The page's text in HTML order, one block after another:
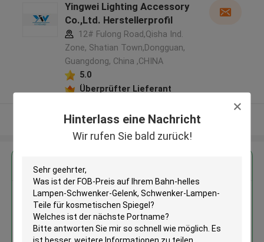
Hinterlass eine Nachricht
Wir rufen Sie bald zurück!
Yingwei Lighting Accessory
Co.,Ltd. Herstellerprofil
12# Fulong Road,Qisha Ind.
Zone, Shatian Town,Dongguan,
Guangdong, China ,CHINA
5.0
Überprüfter Lieferant
Sehen Sie mehr an
Erhalten Sie den besten Preis für
Bahn-helles Lampen-Schwenker-
Gelenk, Schwenker-Lampen-
Teile für kosmetischen Spiegel